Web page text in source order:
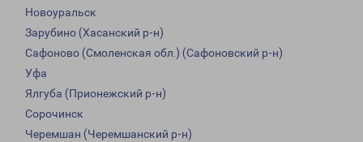
Новоуральск
Зарубино (Хасанский р-н)
Сафоново (Смоленская обл.) (Сафоновский р-н)
Уфа
Ялгуба (Прионежский р-н)
Сорочинск
Черемшан (Черемшанский р-н)